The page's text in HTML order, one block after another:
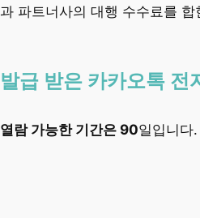
과 파트너사의 대행 수수료를 합
발급 받은 카카오톡 전
열람 가능한 기간은 90일입니다